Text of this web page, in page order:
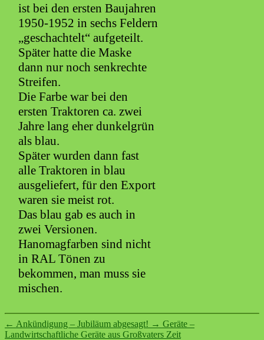
ist bei den ersten Baujahren
1950-1952 in sechs Feldern
„geschachtelt“ aufgeteilt.
Später hatte die Maske
dann nur noch senkrechte
Streifen.
Die Farbe war bei den
ersten Traktoren ca. zwei
Jahre lang eher dunkelgrün
als blau.
Später wurden dann fast
alle Traktoren in blau
ausgeliefert, für den Export
waren sie meist rot.
Das blau gab es auch in
zwei Versionen.
Hanomagfarben sind nicht
in RAL Tönen zu
bekommen, man muss sie
mischen.
← Ankündigung – Jubiläum abgesagt! → Geräte –
Landwirtschaftliche Geräte aus Großvaters Zeit